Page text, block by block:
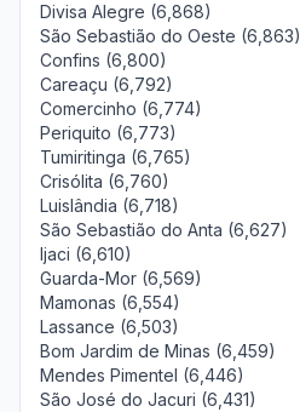
Divisa Alegre (6,868)
São Sebastião do Oeste (6,863)
Confins (6,800)
Careaçu (6,792)
Comercinho (6,774)
Periquito (6,773)
Tumiritinga (6,765)
Crisólita (6,760)
Luislândia (6,718)
São Sebastião do Anta (6,627)
Ijaci (6,610)
Guarda-Mor (6,569)
Mamonas (6,554)
Lassance (6,503)
Bom Jardim de Minas (6,459)
Mendes Pimentel (6,446)
São José do Jacuri (6,431)